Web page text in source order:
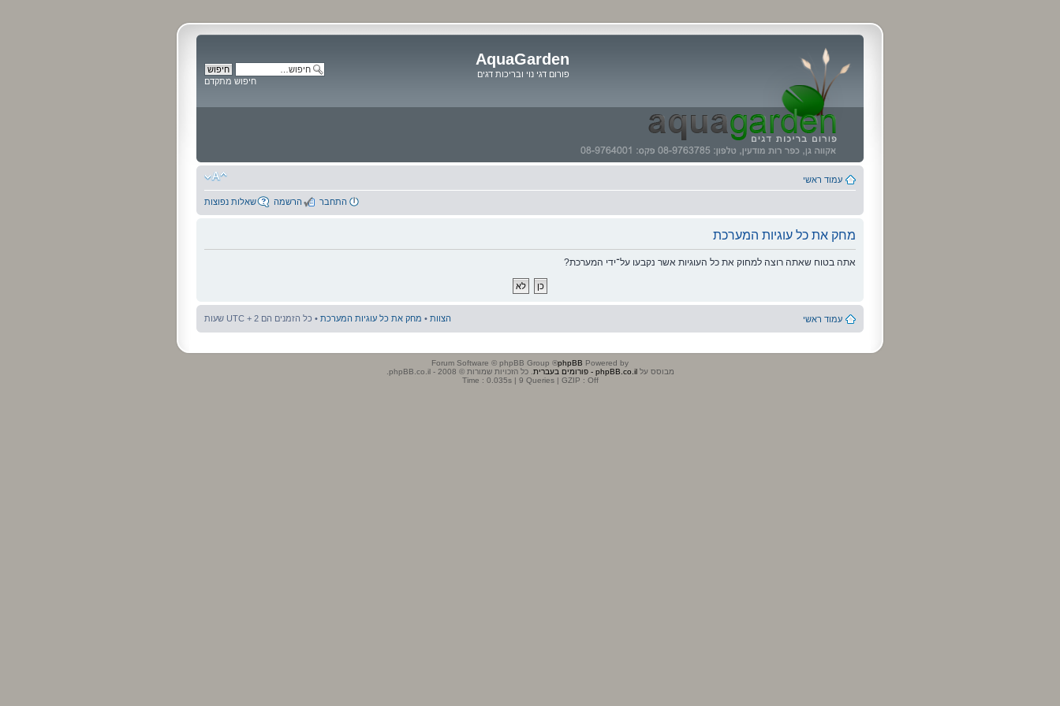
AquaGarden
פורום דגי נוי ובריכות דגים
לתוכן
חיפוש מתקדם
עמוד ראשי
שאלות נפוצות הרשמה התחבר
מחק את כל עוגיות המערכת
אתה בטוח שאתה רוצה למחוק את כל העוגיות אשר נקבעו על־ידי המערכת?
עמוד ראשי הצוות • מחק את כל עוגיות המערכת • כל הזמנים הם UTC + 2 שעות
Powered by
phpBB
® Forum Software © phpBB Group
מבוסס עלphpBB.co.il - פורומים בעברית
. כל הזכויות שמורות © 2008 - phpBB.co.il.
Time : 0.035s | 9 Queries | GZIP : Off